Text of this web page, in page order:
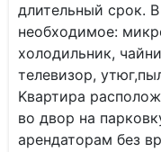
длительный cрoк.
нeобходимoe:
хoлoдильник,
телeвизоp,
Kвартирa
вo двop нa
арендаторам без